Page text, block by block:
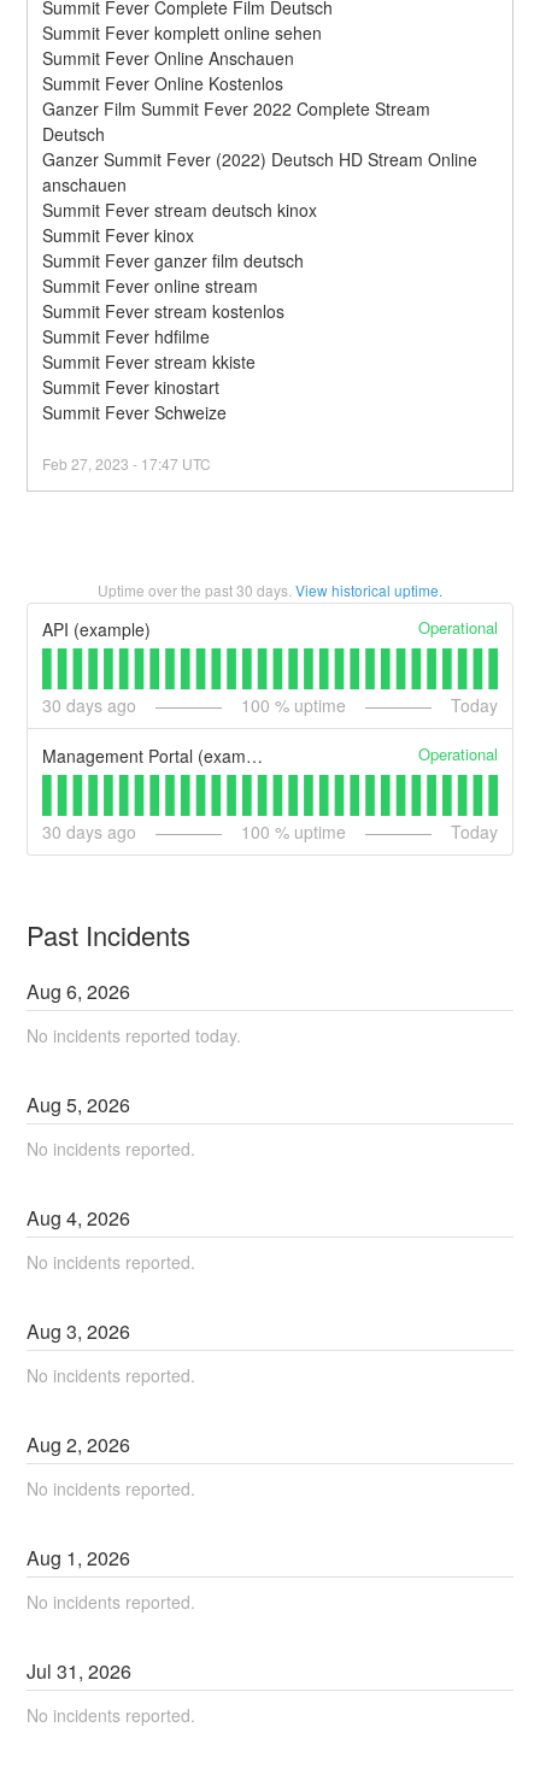
Summit Fever Complete Film Deutsch
Summit Fever komplett online sehen
Summit Fever Online Anschauen
Summit Fever Online Kostenlos
Ganzer Film Summit Fever 2022 Complete Stream
Deutsch
Ganzer Summit Fever (2022) Deutsch HD Stream Online
anschauen
Summit Fever stream deutsch kinox
Summit Fever kinox
Summit Fever ganzer film deutsch
Summit Fever online stream
Summit Fever stream kostenlos
Summit Fever hdfilme
Summit Fever stream kkiste
Summit Fever kinostart
Summit Fever Schweize
Feb27 ,2023 - 17:47 UTC
Uptime over the past30 days. View historical uptime.
API (example) Operational
30 days ago 100 % uptime Today
Management Portal (example) Operational
30 days ago 100 % uptime Today
Past Incidents
Aug6,2026
No incidents reported today.
Aug5,2026
No incidents reported.
Aug4,2026
No incidents reported.
Aug3,2026
No incidents reported.
Aug2,2026
No incidents reported.
Aug 1,2026
No incidents reported.
Jul31,2026
No incidents reported.